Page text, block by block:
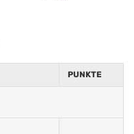
PUNKTE